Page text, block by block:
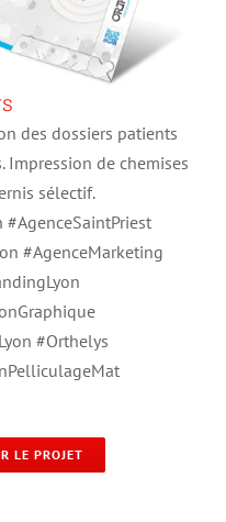
des dossiers patients
Impression de chemises
sélectif.
#AgenceSaintPriest
#AgenceMarketing
#Orthelys
LE PROJET